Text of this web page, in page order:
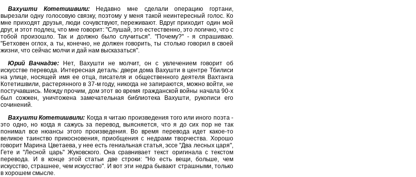
Вахушти Котетишвили:Недавно мне сделали операцию гортани,
вырезали одну голосовую связку, поэтому у меня такой неинтересный голос. Ко
мне приходят друзья, люди сочувствуют, переживают. Вдруг приходит один мой
друг, и этот подлец, что мне говорит: "Слушай, это естественно, это логично, что с
тобой произошло. Так и должно было случиться". "Почему?" - я спрашиваю.
"Бетховен оглох, а ты, конечно, не должен говорить, ты столько говорил в своей
жизни, что сейчас молчи и дай нам высказаться".
Юрий Вачнадзе: Нет, Вахушти не молчит, он с увлечением говорит об
искусстве перевода. Интересная деталь: двери дома Вахушти в центре Тбилиси
на улице, носящей имя ее отца, писателя и общественного деятеля Вахтанга
Котетишвили, растерянного в 37-м году, никогда не запираются, можно войти, не
постучавшись. Между прочим, дом этот во время гражданской войны начала 90-х
был сожжен, уничтожена замечательная библиотека Вахушти, рукописи его
сочинений.
Вахушти Котетишвили: Когда я читаю произведения того или иного поэта -
это одно, но когда я сажусь за перевод, выясняется, что я до сих пор не так
понимал все нюансы этого произведения. Во время перевода идет какое-то
великое таинство прикосновения, приобщения с недрами творчества. Хорошо
говорит Марина Цветаева, у нее есть гениальная статья, эссе "Два лесных царя",
Гете и "Лесной царь" Жуковского. Она сравнивает текст оригинала с текстом
перевода. И в конце этой статьи две строки: "Но есть вещи, больше, чем
искусство, страшнее, чем искусство". И вот эти недра бывают страшными, только
в хорошем смысле.